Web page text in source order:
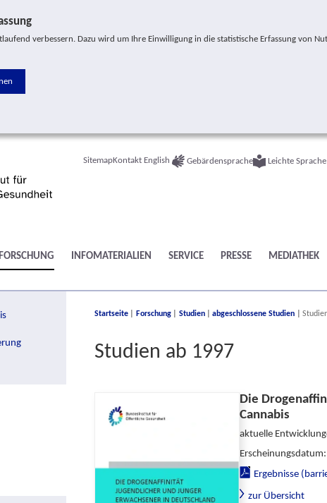
verbessern. Dazu wird um Ihre Einwilligung in die statistische Erfassung von
SitemapKontakt English Gebärdensprache Leichte Sprache
INFOMATERIALIEN SERVICE PRESSE MEDIATHEK
You are here:
Startseite Forschung Studien abgeschlossene Studien
Studien ab 1997
Die
Cannabis
aktuelle
Ergebnisse
zur Übersicht